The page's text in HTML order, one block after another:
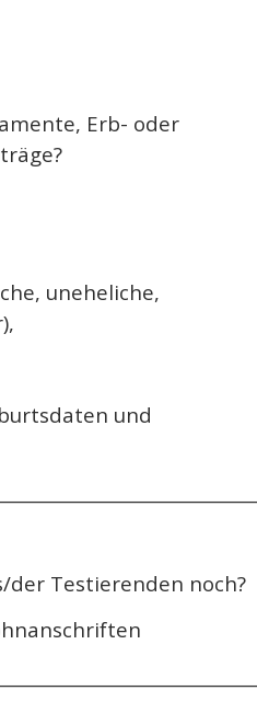
Erb- oder
uneheliche,
und
der Testierenden noch?